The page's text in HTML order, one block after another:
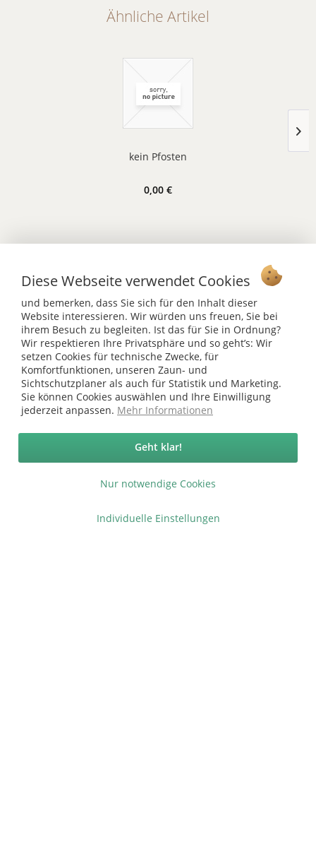
Ähnliche Artikel
kein Pfosten
0,00 €
Vertrag widerrufen
Ab 75 € versandkostenfrei *
Service Hotline
Shop Service
Informationen
* bei Paketversand. Alle Preise inkl. gesetzl. Mehrwertsteuer zzgl.
Versandkosten
Copyright © afp marketing gmbh - Alle Rechte vorbehalten
Sicher zahlen in unserem Onlineshop
Diese Webseite verwendet Cookies
und bemerken, dass Sie sich für den Inhalt dieser
Website interessieren. Wir würden uns freuen, Sie bei
ihrem Besuch zu begleiten. Ist das für Sie in Ordnung?
Wir respektieren Ihre Privatsphäre und so geht’s: Wir
setzen Cookies für technische Zwecke, für
Komfortfunktionen, unseren Zaun- und
Sichtschutzplaner als auch für Statistik und Marketing.
Sie können Cookies auswählen und Ihre Einwilligung
jederzeit anpassen. Mehr Informationen
Nur notwendige Cookies
Geht klar!
Individuelle Einstellungen